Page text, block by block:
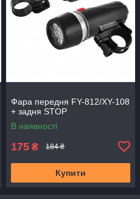
Фара передня FY-812/XY-108
+ задня STOP
В наявності
175 ₴ 184 ₴
Купити